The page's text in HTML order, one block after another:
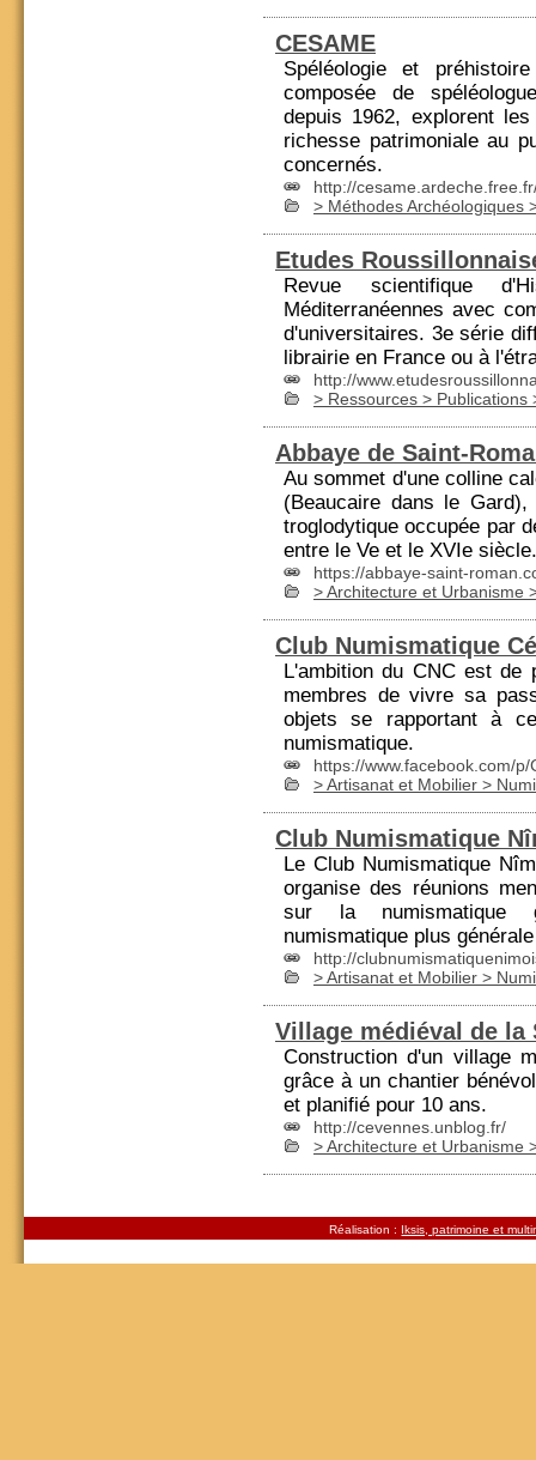
CESAME
Spéléologie et
composée de
depuis 1962, explorent
richesse patrimoniale au
concernés.
http://
> Méthodes Archéologiques
Etudes
Revue scientifique
Méditerranéennes avec
d'universitaires. 3e série
librairie en France ou à
http://
> Ressources > Publications
Abbaye de Saint-
Au sommet d'une colline
(Beaucaire dans le
troglodytique occupée par
entre le Ve et le XVIe siècle.
https://abbaye-saint-
> Architecture et Urbanisme
Club Numismatique
L'ambition du CNC est de
membres de vivre sa
objets se rapportant à
numismatique.
https://www.facebook.com/
> Artisanat et Mobilier >
Club Numismatique
Le Club Numismatique
organise des réunions
sur la numismatique
numismatique plus
http://
> Artisanat et Mobilier >
Village médiéval de la
Construction d'un village
grâce à un chantier
et planifié pour 10 ans.
http://cevennes.unblog.fr/
> Architecture et Urbanisme
Réalisation : Iksis, patrimoine et